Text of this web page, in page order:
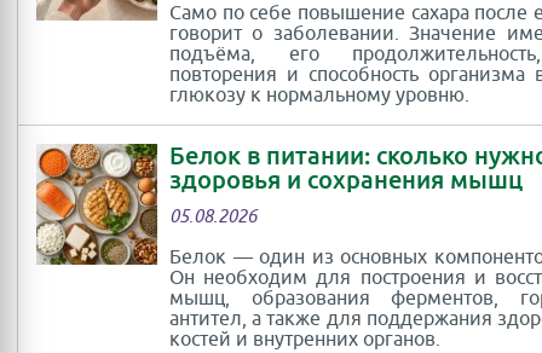
Само по себе повышение сахара после
говорит о заболевании. Значение
подъёма, его
повторения и способность организма
глюкозу к нормальному уровню.
Белок в питании: сколько
здоровья и сохранения мышц
05.08.2026
Белок — один из основных
Он необходим для построения и
мышц, образования ферментов,
антител, а также для поддержания
костей и внутренних органов.